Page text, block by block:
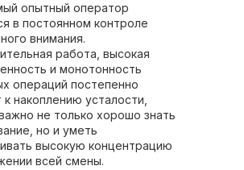
опытный оператор
в постоянном контроле
внимания.
работа, высокая
и монотонность
операций постепенно
накоплению усталости,
не только хорошо знать
но и уметь
высокую концентрацию
всей смены.